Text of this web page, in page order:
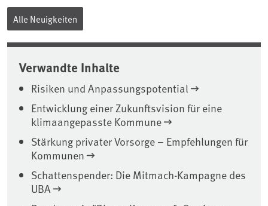
Alle Neuigkeiten
Verwandte Inhalte
Risiken und Anpassungspotential
Entwicklung einer Zukunftsvision für eine
klimaangepasste Kommune
Stärkung privater Vorsorge – Empfehlungen für
Kommunen
Schattenspender: Die Mitmach-Kampagne des
UBA